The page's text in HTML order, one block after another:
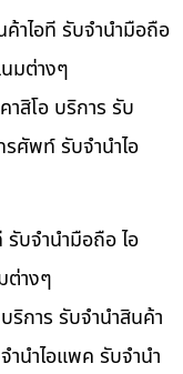
าไอที รับจำนำมือถือ
มต่างๆ
สิโอ บริการ รับ
รศัพท์ รับจำนำไอ
รับจำนำมือถือ ไอ
ต่างๆ
การ รับจำนำสินค้า
นำไอแพค รับจำนำ